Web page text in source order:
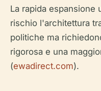
La rapida espansione
rischio l'architettura
politiche ma
rigorosa e una
(ewadirect.com).